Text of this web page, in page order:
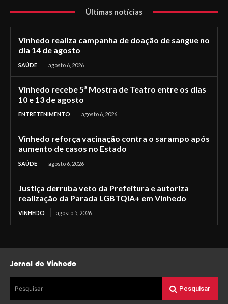
Últimas notícias
Vinhedo realiza campanha de doação de sangue no
dia 14 de agosto
SAÚDE agosto 6, 2026
Vinhedo recebe 5ª Mostra de Teatro entre os dias
10 e 13 de agosto
ENTRETENIMENTO agosto 6, 2026
Vinhedo reforça vacinação contra o sarampo após
aumento de casos no Estado
SAÚDE agosto 6, 2026
Justiça derruba veto da Prefeitura e autoriza
realização da Parada LGBTQIA+ em Vinhedo
VINHEDO agosto 5, 2026
Jornal de Vinhedo
Pesquisar Pesquisar